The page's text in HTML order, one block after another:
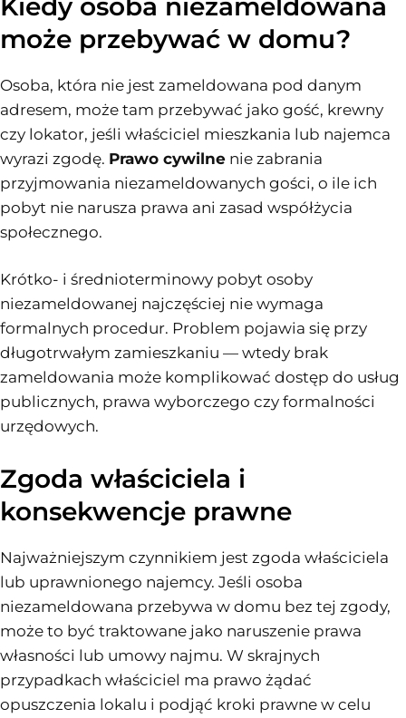
może przebywać w domu?
Osoba, która nie jest zameldowana pod danym
adresem, może tam przebywać jako gość, krewny
czy lokator, jeśli właściciel mieszkania lub najemca
wyrazi zgodę. Prawo cywilne nie zabrania
przyjmowania niezameldowanych gości, o ile ich
pobyt nie narusza prawa ani zasad współżycia
społecznego.
Krótko- i średnioterminowy pobyt osoby
niezameldowanej najczęściej nie wymaga
formalnych procedur. Problem pojawia się przy
długotrwałym zamieszkaniu — wtedy brak
zameldowania może komplikować dostęp do usług
publicznych, prawa wyborczego czy formalności
urzędowych.
Zgoda właściciela i
konsekwencje prawne
Najważniejszym czynnikiem jest zgoda właściciela
lub uprawnionego najemcy. Jeśli osoba
niezameldowana przebywa w domu bez tej zgody,
może to być traktowane jako naruszenie prawa
własności lub umowy najmu. W skrajnych
przypadkach właściciel ma prawo żądać
opuszczenia lokalu i podjąć kroki prawne w celu